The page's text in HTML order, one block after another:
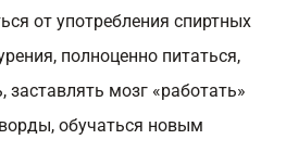
от употребления спиртных
полноценно питаться,
заставлять мозг «работать»
обучаться новым